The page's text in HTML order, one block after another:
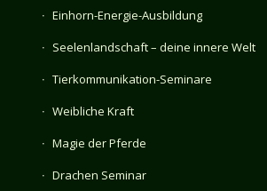
Einhorn-Energie-Ausbildung
Seelenlandschaft – deine innere Welt
Tierkommunikation-Seminare
Weibliche Kraft
Magie der Pferde
Drachen Seminar